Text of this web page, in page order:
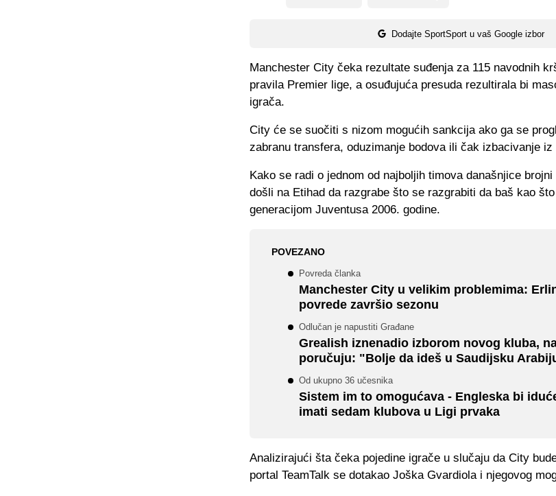
Dodajte SportSport u vaš Google izbor
Manchester City čeka rezultate suđenja za 115 navodnih
pravila Premier lige, a osuđujuća presuda rezultirala bi
igrača.
City će se suočiti s nizom mogućih sankcija ako ga se
zabranu transfera, oduzimanje bodova ili čak izbacivanje iz
Kako se radi o jednom od najboljih timova današnjice
došli na Etihad da razgrabe što se razgrabiti da baš kao
generacijom Juventusa 2006. godine.
POVEZANO
Povreda članka
Manchester City u velikim problemima:
povrede završio sezonu
Odlučan je napustiti Građane
Grealish iznenadio izborom novog kluba,
poručuju: "Bolje da ideš u Saudijsku
Od ukupno 36 učesnika
Sistem im to omogućava - Engleska bi
imati sedam klubova u Ligi prvaka
Analizirajući šta čeka pojedine igrače u slučaju da City
portal TeamTalk se dotakao Joška Gvardiola i njegovog